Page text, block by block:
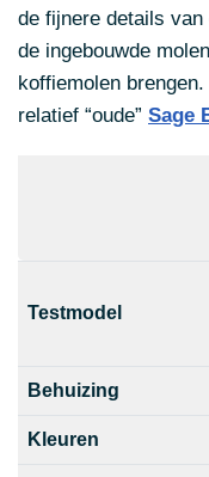
de fijnere details
de ingebouwde
koffiemolen
relatief “oude” Sage
Testmodel
Behuizing
Kleuren